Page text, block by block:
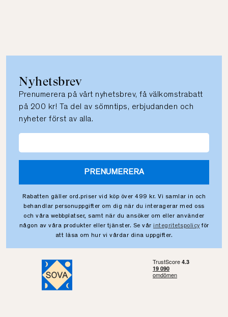
Nyhetsbrev
Prenumerera på vårt nyhetsbrev, få välkomstrabatt
på 200 kr! Ta del av sömntips, erbjudanden och
nyheter först av alla.
PRENUMERERA
Rabatten gäller ord.priser vid köp över 499 kr. Vi samlar in och
behandlar personuppgifter om dig när du interagerar med oss
och våra webbplatser, samt när du ansöker om eller använder
någon av våra produkter eller tjänster. Se vår integritetspolicy för
att läsa om hur vi vårdar dina uppgifter.